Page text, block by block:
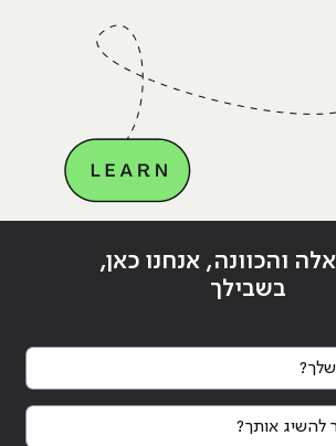
והכוונה, אנחנו כאן,
בשבילך
אותך?